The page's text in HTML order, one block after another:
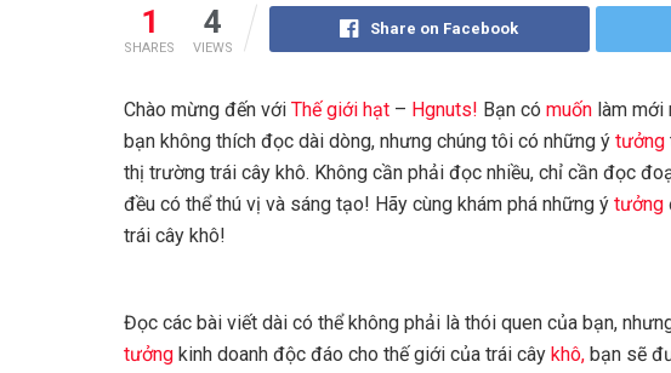
1
SHARES
4
VIEWS
Share on Facebook
Chào mừng đến với Thế giới hạt – Hgnuts! Bạn có muốn làm mới
bạn không thích đọc dài dòng, nhưng chúng tôi có những ý tưởng
thị trường trái cây khô. Không cần phải đọc nhiều, chỉ cần đọc
đều có thể thú vị và sáng tạo! Hãy cùng khám phá những ý tưởng
trái cây khô!
Đọc các bài viết dài có thể không phải là thói quen của bạn,
tưởng kinh doanh độc đáo cho thế giới của trái cây khô, bạn sẽ